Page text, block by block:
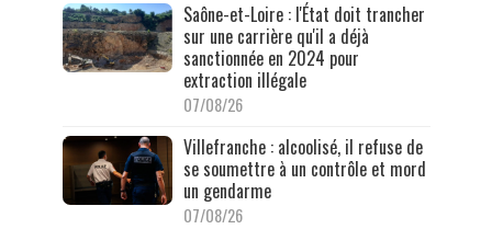
Saône-et-Loire : l'État doit trancher
sur une carrière qu'il a déjà
sanctionnée en 2024 pour
extraction illégale
07/08/26
Villefranche : alcoolisé, il refuse de
se soumettre à un contrôle et mord
un gendarme
07/08/26